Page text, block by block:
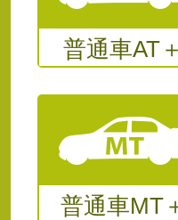
普通車AT
普通車MT